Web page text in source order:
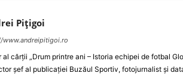
Pițigoi
www.andreipitigoi.ro
al cărţii „Drum printre ani – Istoria echipei de fotbal
şef al publicaţiei Buzăul Sportiv, fotojurnalist şi